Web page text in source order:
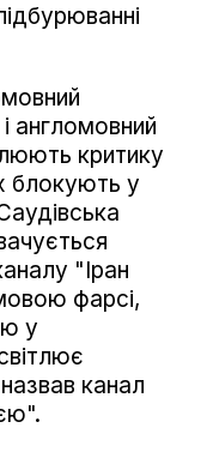
англомовний
критику
блокують у
"Іран
фарсі,
у
канал